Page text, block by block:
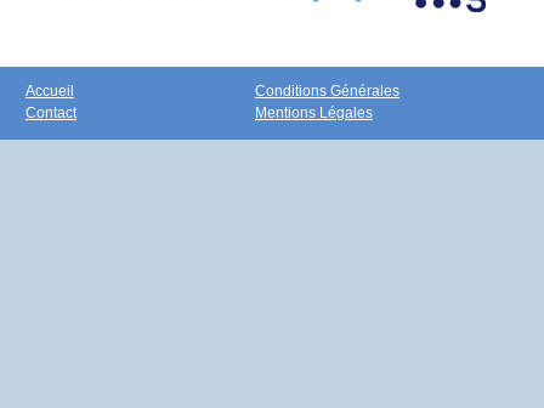
Accueil
Contact
Conditions Générales
Mentions Légales